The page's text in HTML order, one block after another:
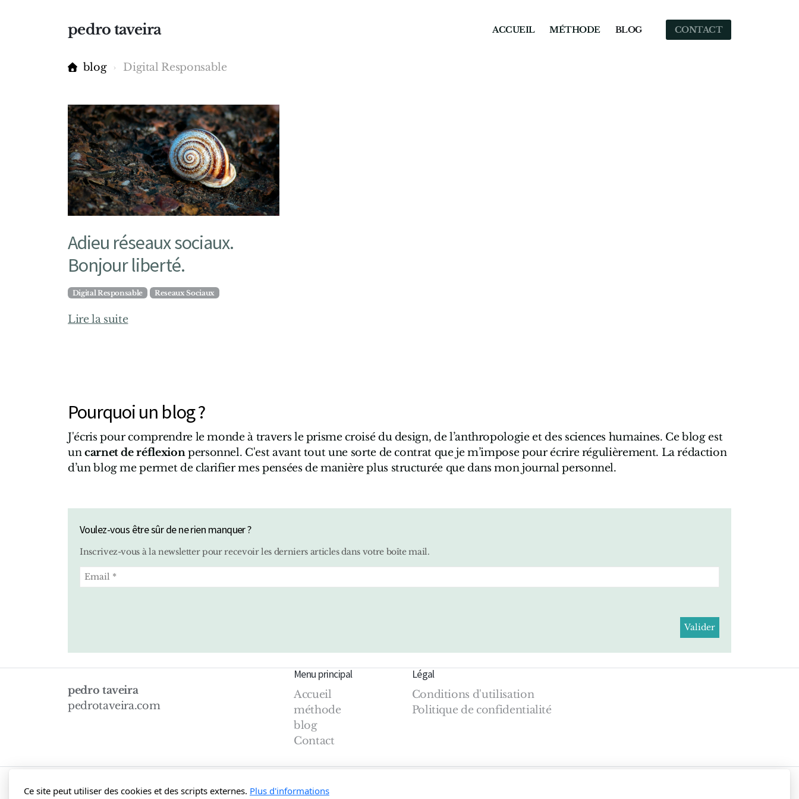
pedro taveira ACCUEIL MÉTHODE BLOG CONTACT
blog Digital Responsable
Adieu réseaux sociaux.
Bonjour liberté.
Digital Responsable Reseaux Sociaux
Lire la suite
Pourquoi un blog ?
J'écris pour comprendre le monde à travers le prisme croisé du design, de l’anthropologie et des sciences humaines. Ce blog est
uncarnet de réflexionpersonnel. C'est avant tout une sorte de contrat que je m’impose pour écrire régulièrement. La rédaction
d’un blog me permet de clarifier mes pensées de manière plus structurée que dans mon journal personnel.
Voulez-vous être sûr de ne rien manquer ?
Inscrivez-vous à la newsletter pour recevoir les derniers articles dans votre boîte mail.
pedro taveira
pedrotaveira.com
Menu principal
Accueil
méthode
blog
Contact
Légal
Conditions d'utilisation
Politique de confidentialité
Copyright, tous droits réservés
Ce site peut utiliser des cookies et des scripts externes. Plus d'informations